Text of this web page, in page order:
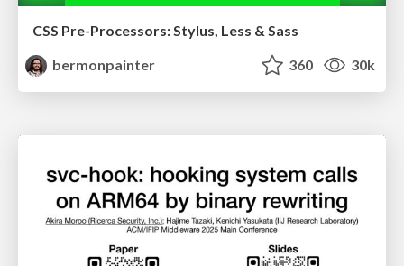
CSS Pre-Processors: Stylus, Less & Sass
bermonpainter
360 30k